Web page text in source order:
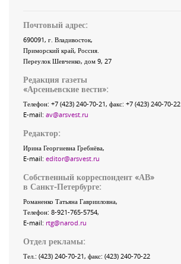
Почтовый адрес:
690091, г. Владивосток,
Приморский край, Россия
Переулок Шевченко, дом 9, 27
Редакция газеты
«Арсеньевские вести»:
Телефон: +7 (423) 240-70-21, факс: +7 (423) 240-70-22
E-mail: av@arsvest.ru
Редактор:
Ирина Георгиевна Гребнёва,
E-mail: editor@arsvest.ru
Собственный корреспондент «АВ»
в Санкт-Петербурге:
Романенко Татьяна Гаврииловна,
Телефон: 8-921-765-5754,
E-mail: rtg@narod.ru
Отдел рекламы:
Тел.: (423) 240-70-21, факс: (423) 240-70-22